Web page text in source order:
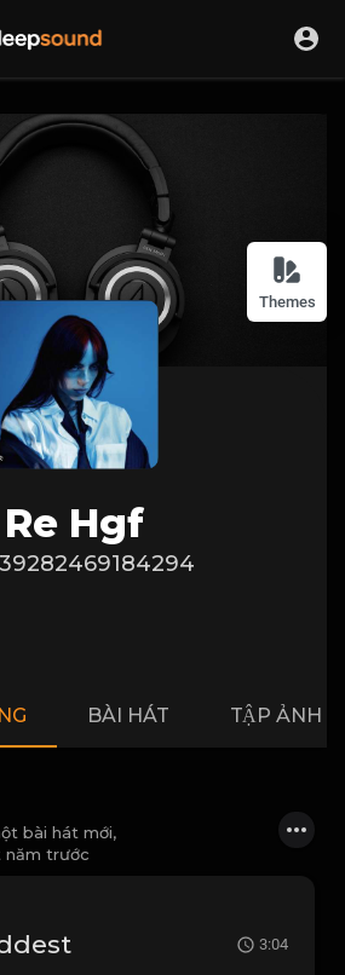
Themes
Re Hgf
BÀI HÁT TẬP ẢNH
bài hát mới,
năm trước
3:04